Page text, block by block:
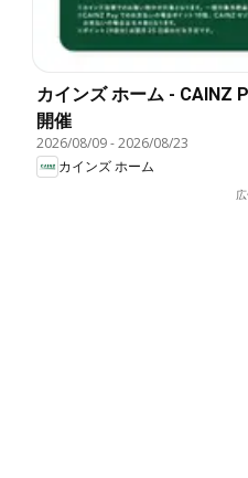
カインズ ホーム - CAINZ
開催
2026/08/09-2026/08/23
カインズ ホーム